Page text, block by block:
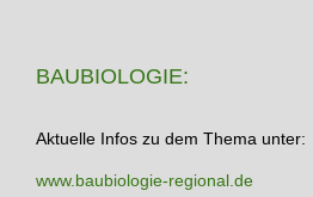
BAUBIOLOGIE:
Aktuelle Infos zu dem Thema unter:
www.baubiologie-regional.de